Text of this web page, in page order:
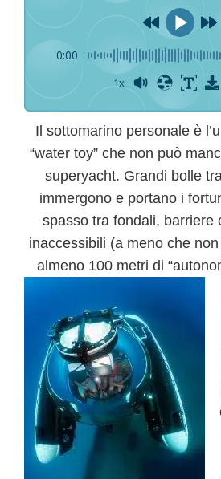
0:00
1x
Il sottomarino personale è
“water toy” che non può
superyacht. Grandi bolle
immergono e portano i
spasso tra fondali, barriere
inaccessibili (a meno che
almeno 100 metri di